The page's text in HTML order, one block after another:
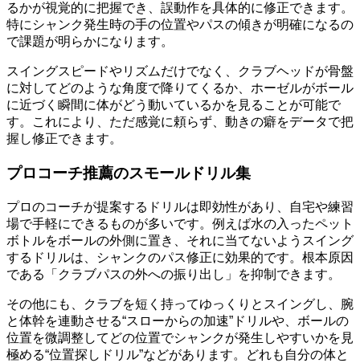
るかが視覚的に把握でき、誤動作を具体的に修正できます。
特にシャンク発生時の手の位置やパスの傾きが明確になるの
で課題が明らかになります。
スイングスピードやリズムだけでなく、クラブヘッドが骨盤
に対してどのような角度で降りてくるか、ホーゼルがボール
に近づく瞬間に体がどう動いているかを見ることが可能で
す。これにより、ただ感覚に頼らず、動きの癖をデータで把
握し修正できます。
プロコーチ推薦のスモールドリル集
プロのコーチが提案するドリルは即効性があり、自宅や練習
場で手軽にできるものが多いです。例えば水の入ったペット
ボトルをボールの外側に置き、それに当てないようスイング
するドリルは、シャンクのパス修正に効果的です。根本原因
である「クラブパスの外への振り出し」を抑制できます。
その他にも、クラブを短く持ってゆっくりとスイングし、腕
と体幹を連動させる“スローからの加速”ドリルや、ボールの
位置を微調整してどの位置でシャンクが発生しやすいかを見
極める“位置探しドリル”などがあります。どれも自分の体と